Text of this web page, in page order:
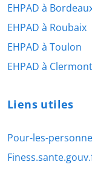
EHPAD à
EHPAD à Roubaix
EHPAD à Toulon
EHPAD à
Liens utiles
Pour-les-